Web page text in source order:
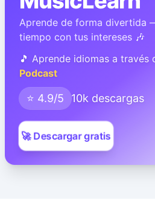
Aprende de forma divertida
tiempo con tus intereses 🎶
🎵 Aprende idiomas a través
Podcast
⭐ 4.9/5 10k descargas
🚀 Descargar gratis